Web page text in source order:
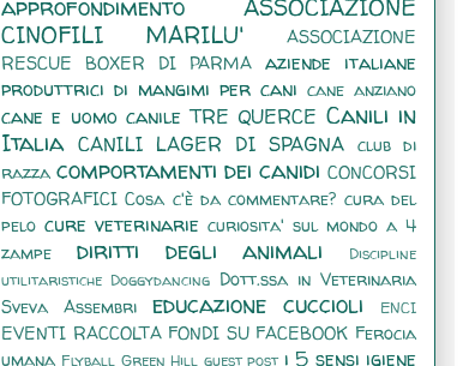
approfondimento
ASSOCIAZIONE
CINOFILI MARILU'
ASSOCIAZIONE
RESCUE BOXER DI PARMA aziende italiane
produttrici di mangimi per cani cane anziano
cane e uomo canile TRE QUERCE Canili in
Italia CANILI LAGER DI SPAGNA club di
razza comportamenti dei canidi CONCORSI
FOTOGRAFICI Cosa c'è da commentare? cura del
pelo cure veterinarie curiosita' sul mondo a 4
zampe
diritti degli animali
Discipline
utilitaristiche Doggydancing Dott.ssa in Veterinaria
Sveva Assembri
educazione cuccioli ENCI
EVENTI RACCOLTA FONDI SU FACEBOOK Ferocia
umana Flyball Green Hill guest post i 5 sensi igiene